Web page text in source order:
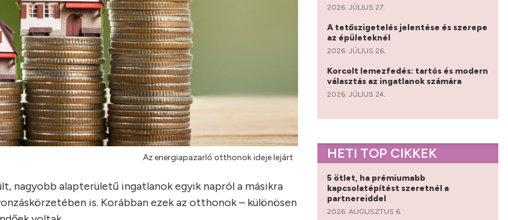
Az energiapazarló otthonok ideje lejárt
nagyobb alapterületű ingatlanok egyik napról a másikra
is. Korábban ezek az otthonok – különösen
2026. JÚLIUS 27.
A tetőszigetelés jelentése és szerepe
az épületeknél
2026. JÚLIUS 26.
Korcolt lemezfedés: tartós és modern
választás az ingatlanok számára
2026. JÚLIUS 24.
HETI TOP CIKKEK
5 ötlet, ha prémiumabb
kapcsolatépítést szeretnél a
partnereiddel
2026. AUGUSZTUS 6.